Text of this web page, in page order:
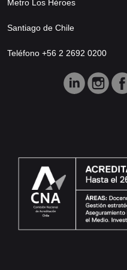
Metro Los Héroes
Santiago de Chile
Teléfono +56 2 2692 0200